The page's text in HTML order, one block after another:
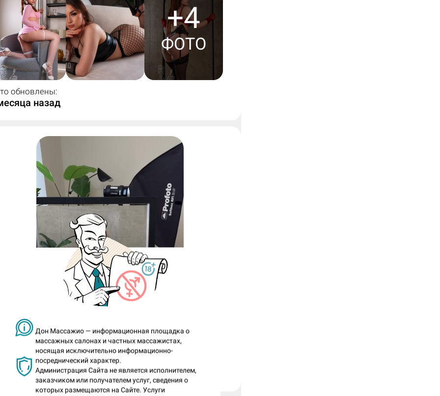
Дон Массажио — информационная площадка о
массажных салонах и частных массажистах,
носящая исключительно информационно-
посреднический характер.
Администрация Сайта не является исполнителем,
заказчиком или получателем услуг, сведения о
которых размещаются на Сайте. Услуги
+4
ФОТО
обновлены:
назад
2 месяца назад
Пробуждает
желание